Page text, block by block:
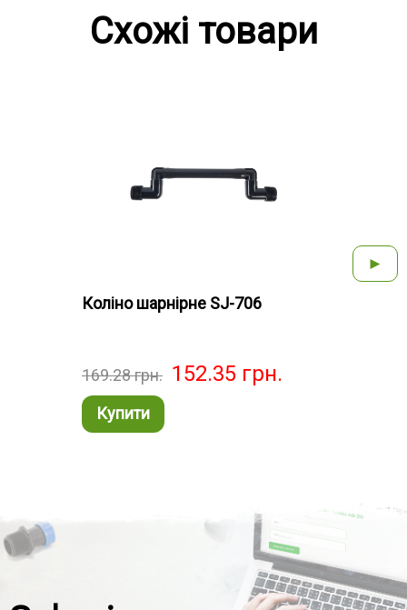
Схожі товари
Коліно шарнірне SJ-706
169.28грн. 152.35 грн.
Купити
►